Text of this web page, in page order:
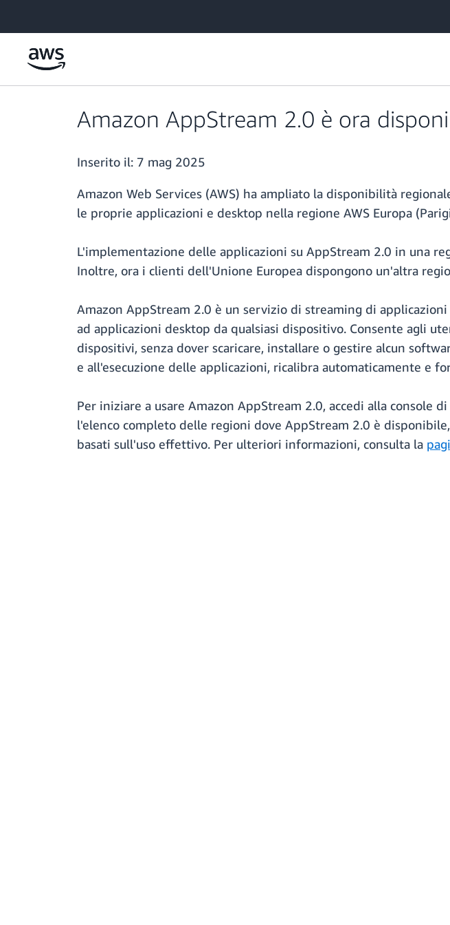
Amazon AppStream 2.0 è ora
Inserito il: 7 mag 2025
Amazon Web Services (AWS) ha ampliato la disponibilità
le proprie applicazioni e desktop nella regione AWS Europa
L'implementazione delle applicazioni su AppStream 2.0 in una
Inoltre, ora i clienti dell'Unione Europea dispongono un'altra
Amazon AppStream 2.0 è un servizio di streaming di
ad applicazioni desktop da qualsiasi dispositivo. Consente agli
dispositivi, senza dover scaricare, installare o gestire alcun
e all'esecuzione delle applicazioni, ricalibra automaticamente e
Per iniziare a usare Amazon AppStream 2.0, accedi alla console
l'elenco completo delle regioni dove AppStream 2.0 è
basati sull'uso effettivo. Per ulteriori informazioni, consulta la